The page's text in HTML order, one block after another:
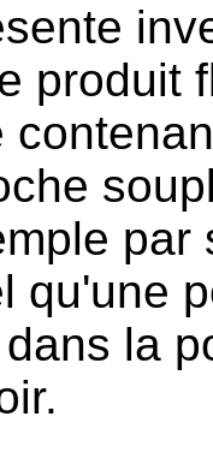
produit
par
qu'une
la